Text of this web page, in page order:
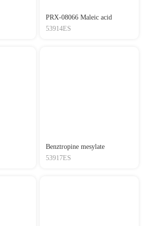
PRX-08066 Maleic acid
53914ES
Benztropine mesylate
53917ES